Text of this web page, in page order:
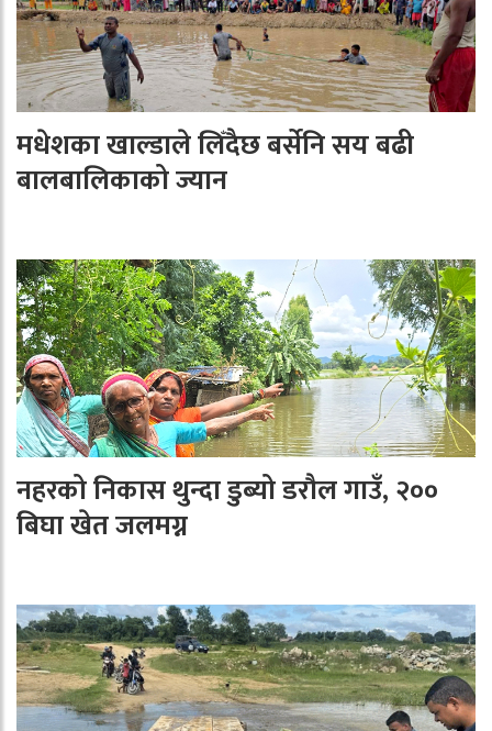
मधेशका खाल्डाले लिँदैछ बर्सेनि सय बढी
बालबालिकाको ज्यान
नहरको निकास थुन्दा डुब्यो डरौल गाउँ, २००
बिघा खेत जलमग्न